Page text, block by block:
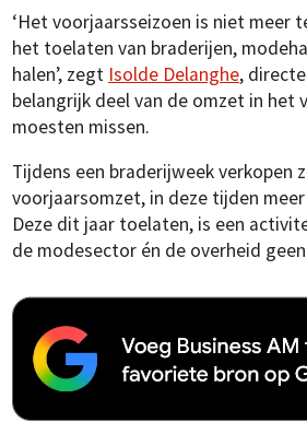
‘Het voorjaarsseizoen is niet meer
het toelaten van braderijen,
halen’, zegt Isolde Delanghe,
belangrijk deel van de omzet in
moesten missen.
Tijdens een braderijweek
voorjaarsomzet, in deze tijden
Deze dit jaar toelaten, is een
de modesector én de overheid